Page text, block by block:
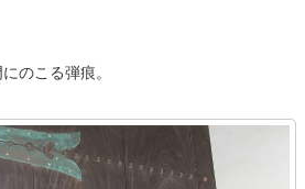
のこる弾痕。